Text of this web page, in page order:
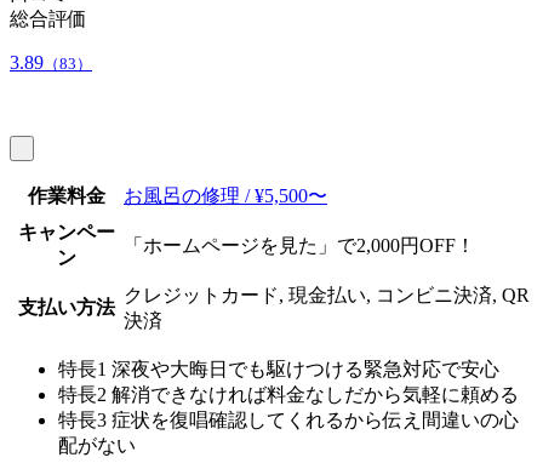
総合評価
3.89 （83）
作業料金
お風呂の修理 / ¥5,500〜
キャンペー
ン
「ホームページを見た」で2,000円OFF！
支払い方法
クレジットカード, 現金払い, コンビニ決済, QR
決済
特長1 深夜や大晦日でも駆けつける緊急対応で安心
特長2 解消できなければ料金なしだから気軽に頼める
特長3 症状を復唱確認してくれるから伝え間違いの心
配がない